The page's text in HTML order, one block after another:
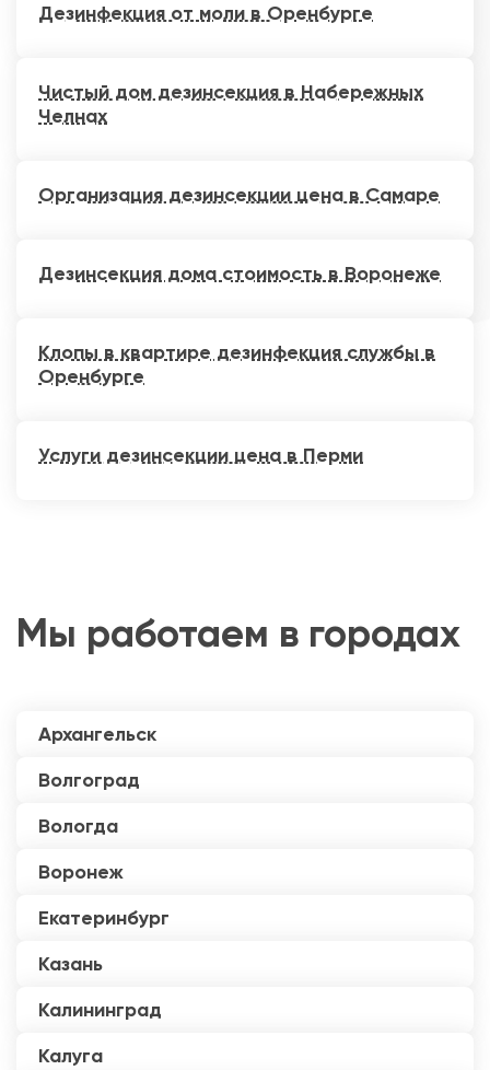
Дезинфекция от моли в Оренбурге
Чистый дом дезинсекция в Набережных
Челнах
Организация дезинсекции цена в Самаре
Дезинсекция дома стоимость в Воронеже
Клопы в квартире дезинфекция службы в
Оренбурге
Услуги дезинсекции цена в Перми
Мы работаем в городах
Архангельск
Волгоград
Вологда
Воронеж
Екатеринбург
Казань
Калининград
Калуга